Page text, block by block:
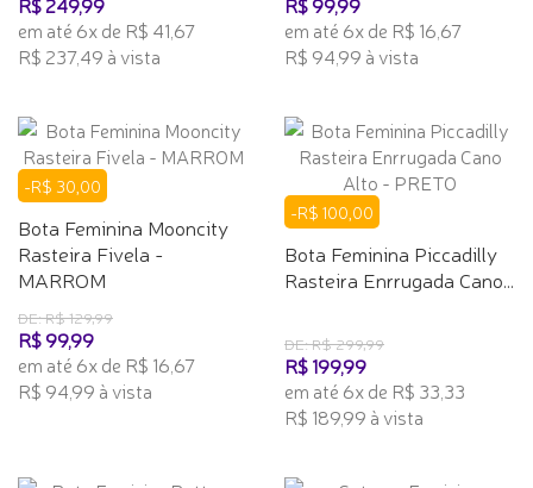
em até 6x de R$ 41,67
R$ 237,49 à vista
em até 6x de R$ 16,67
R$ 94,99 à vista
-R$ 30,00
Bota Feminina Mooncity
Rasteira Fivela -
MARROM
DE: R$ 129,99
R$ 99,99
em até 6x de R$ 16,67
R$ 94,99 à vista
-R$ 100,00
Bota Feminina Piccadilly
Rasteira Enrrugada Cano...
DE: R$ 299,99
R$ 199,99
em até 6x de R$ 33,33
R$ 189,99 à vista